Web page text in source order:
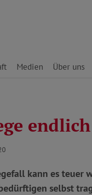
Medien Über uns
kann es teuer
selbst